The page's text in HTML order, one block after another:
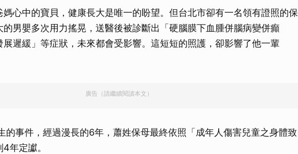
媽心中的寶貝，健康長大是唯一的盼望。但台北市卻有一名領有證照的保
的男嬰多次用力搖晃，送醫後被診斷出「硬腦膜下血腫併腦病變併癲
展遲緩」等症狀，未來都會受影響。這短短的照護，卻影響了他一輩
廣告（請繼續閱讀本文）
的事件，經過漫長的6年，蕭姓保母最終依照「成年人傷害兒童之身體致
年定讞。